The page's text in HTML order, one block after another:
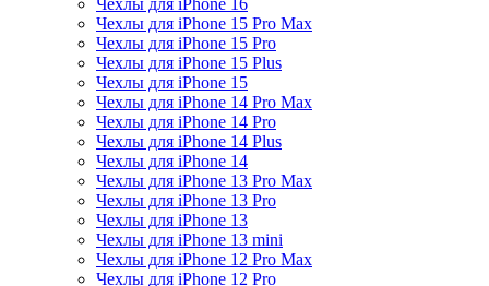
Чехлы для iPhone 16
Чехлы для iPhone 15 Pro Max
Чехлы для iPhone 15 Pro
Чехлы для iPhone 15 Plus
Чехлы для iPhone 15
Чехлы для iPhone 14 Pro Max
Чехлы для iPhone 14 Pro
Чехлы для iPhone 14 Plus
Чехлы для iPhone 14
Чехлы для iPhone 13 Pro Max
Чехлы для iPhone 13 Pro
Чехлы для iPhone 13
Чехлы для iPhone 13 mini
Чехлы для iPhone 12 Pro Max
Чехлы для iPhone 12 Pro